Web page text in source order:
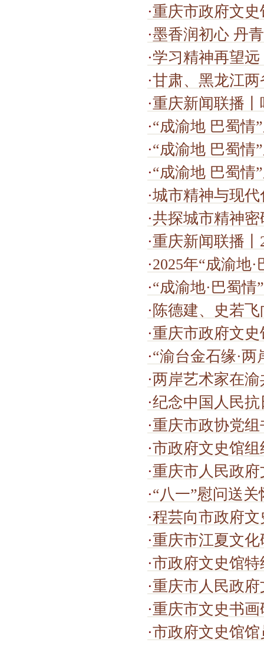
·重庆市政府文
·墨香润初心 丹
·学习精神再望
·甘肃、黑龙江两省
·重庆新闻联播丨唱好“
·“成渝地 巴蜀情”系列
·“成渝地 巴蜀情
·“成渝地 巴蜀情
·城市精神与现
·共探城市精神密码
·重庆新闻联播丨
·2025年“成渝地
·“成渝地·巴蜀
· 陈德建、史若
·重庆市政府文史馆主
·“渝台金石缘·
·两岸艺术家在
·纪念中国人民抗日战争暨世界反
·重庆市政协党组书记、主席程丽
·市政府文史馆
·重庆市人民政
·“八一”慰问送
·程芸向市政府
·重庆市江夏文
·市政府文史馆
·重庆市人民政
·重庆市文史书画研究
·市政府文史馆